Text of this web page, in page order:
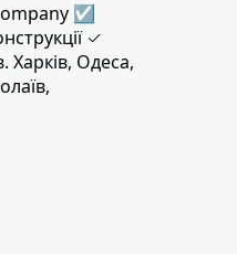
☑
✓
Харків, Одеса,